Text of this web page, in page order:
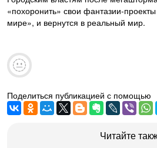
«похоронить» свои фантазии-
мире», и вернутся в реальный мир.
Поделиться публикацией с помощью
Читайте